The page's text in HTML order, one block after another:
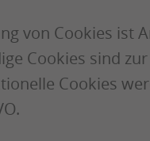
von Cookies ist
Cookies sind
Cookies